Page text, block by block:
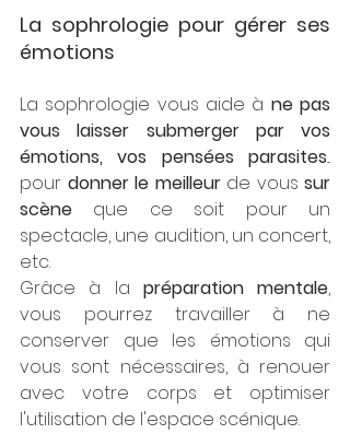
La sophrologie pour gérer ses
émotions
La sophrologie vous aide à ne pas
vous laisser submerger par vos
émotions, vos pensées parasites...
pour donner le meilleur de vous sur
scène que ce soit pour un
spectacle, une audition, un concert,
etc.
Grâce à la préparation mentale,
vous pourrez travailler à ne
conserver que les émotions qui
vous sont nécessaires, à renouer
avec votre corps et optimiser
l'utilisation de l'espace scénique.